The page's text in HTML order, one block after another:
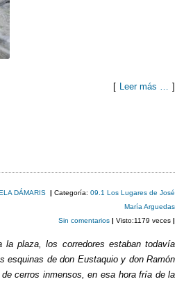
[ Leer más … ]
DÁMARIS |Categoría:09.1 Los Lugares de José
María Arguedas
Sin comentarios| Visto:1179 veces|
la plaza, los corredores estaban todavía
esquinas de don Eustaquio y don Ramón
cerros inmensos, en esa hora fría de la